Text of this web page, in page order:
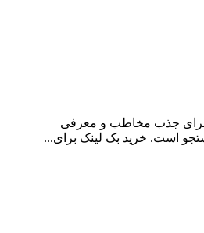
برای جذب مخاطب و معرفی
است. خرید بک لینک برای...